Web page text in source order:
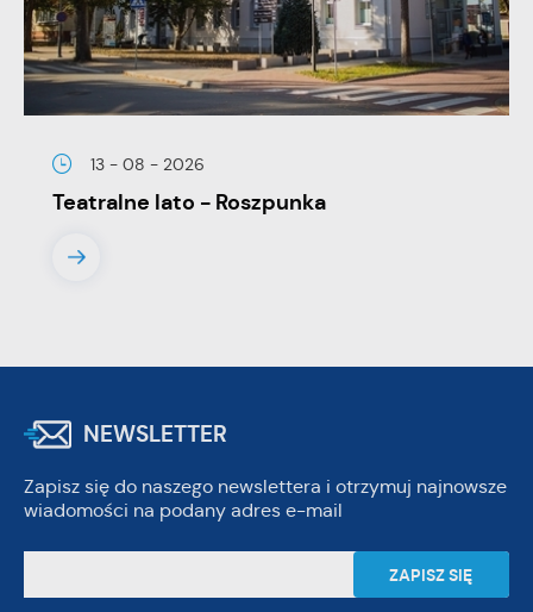
13 - 08 - 2026
Teatralne lato - Roszpunka
NEWSLETTER
Zapisz się do naszego newslettera i otrzymuj najnowsze
wiadomości na podany adres e-mail